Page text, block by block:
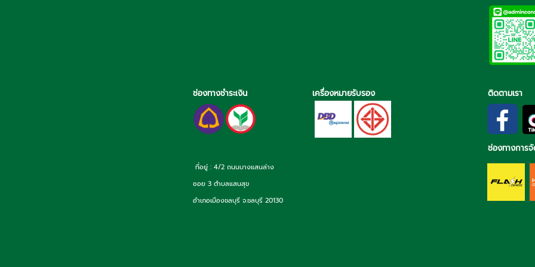
ช่องทางชำระเงิน เครื่องหมายรับรอง ติดตามเรา
ช่องทางการ
ที่อยู่ : 4/2 ถนนบางแสนล่าง
ซอย 3 ตำบลแสนสุข
อำเภอเมืองชลบุรี จ.ชลบุรี 20130